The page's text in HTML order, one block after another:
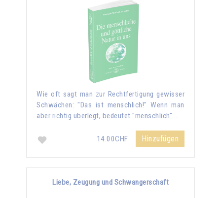
Wie oft sagt man zur Rechtfertigung gewisser
Schwächen: "Das ist menschlich!" Wenn man
aber richtig überlegt, bedeutet "menschlich" …
14.00CHF Hinzufügen
Liebe, Zeugung und Schwangerschaft